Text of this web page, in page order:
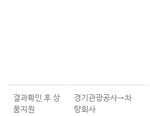
결과확인 후 상
품지원
경기관광공사→차
량회사